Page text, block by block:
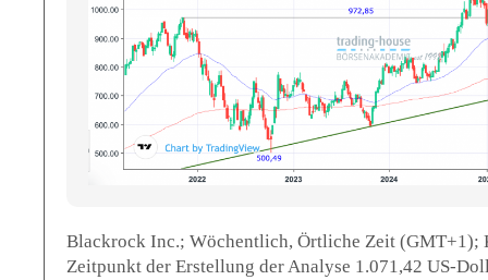
Blackrock Inc.; Wöchentlich, Örtliche Zeit (GMT+1);
Zeitpunkt der Erstellung der Analyse 1.071,42 US-